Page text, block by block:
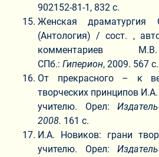
902152-81-1, 832 с.
Женская драматургия
(Антология) / сост. ,
комментариев
СПб.: Гиперион, 2009. 567 с.
От прекрасного – к
творческих принципов
учителю. Орел:
2008. 161 с.
И.А. Новиков: грани
учителю. Орел: